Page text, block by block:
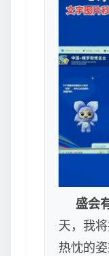
盛会
天，我
热忱的